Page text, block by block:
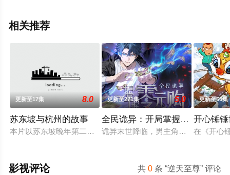
相关推荐
更新至17集 8.0
苏东坡与杭州的故事
本片以苏东坡晚年第二次赴任杭州，与老友佛印（一心想将苏
更新至271集 5.0
全民诡异：开局掌握零元购动态
诡异末世降临，男主角陈木携万亿诡
更新至66集
开心锤
在《开心
共0 条 “逆天至尊” 评论
影视评论